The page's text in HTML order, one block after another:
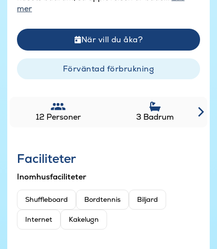
mer
När vill du åka?
Förväntad förbrukning
12 Personer 3 Badrum
Faciliteter
Inomhusfaciliteter
Shuffleboard Bordtennis Biljard
Internet Kakelugn